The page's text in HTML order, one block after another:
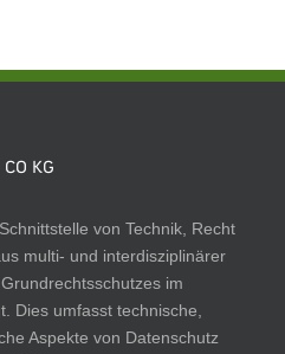
CO KG
von Technik, Recht
multi- und interdisziplinärer
im
Dies umfasst technische,
Aspekte von Datenschutz